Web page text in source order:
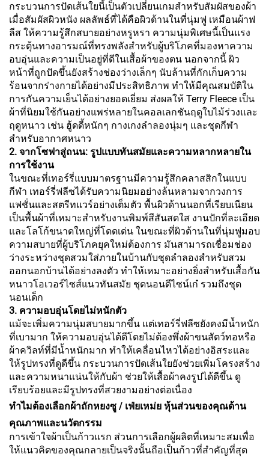
กระบวนการปัดเส้นใยนี้เป็นตัวเปลี่ยนเกมสำหรับสัมผัสของผ้า
เมื่อสัมผัสผิวหนัง ผลลัพธ์ที่ได้คือผิวด้านในที่นุ่มฟู เหมือนผ้าฟ
ลีส ให้ความรู้สึกสบายอย่างหรูหรา ความนุ่มพิเศษนี้เป็นแรง
กระตุ้นทางอารมณ์ที่ทรงพลังสำหรับผู้บริโภคที่มองหาความ
อบอุ่นและความเป็นอยู่ที่ดีในเสื้อผ้าของตน นอกจากนี้ ผิว
หน้าที่ถูกปัดขึ้นยังสร้างช่องว่างเล็กๆ นับล้านที่กักเก็บความ
ร้อนจากร่างกายได้อย่างมีประสิทธิภาพ ทำให้มีคุณสมบัติใน
การกันความเย็นได้อย่างยอดเยี่ยม ส่งผลให้ Terry Fleece เป็น
ผ้าที่นิยมใช้กันอย่างแพร่หลายในคอลเลกชันฤดูใบไม้ร่วงและ
ฤดูหนาว เช่น ฮู้ดดี้หนักๆ กางเกงลำลองนุ่มๆ และชุดกีฬา
สำหรับอากาศหนาว
2. จากโซฟาสู่ถนน: รูปแบบทันสมัยและความหลากหลายใน
การใช้งาน
ในขณะที่เทอร์รี่แบบมาตรฐานมีความรู้สึกคลาสสิกในแบบ
กีฬา เทอร์รี่ฟลีซได้รับความนิยมอย่างล้นหลามจากวงการ
แฟชั่นและสตรีทแวร์อย่างเต็มตัว พื้นผิวด้านนอกที่เรียบเนียน
เป็นพื้นผ้าที่เหมาะสำหรับงานพิมพ์สีสันสดใส งานปักที่ละเอียด
และโลโก้ขนาดใหญ่ที่โดดเด่น ในขณะที่ผิวด้านในที่นุ่มฟูมอบ
ความสบายที่ผู้บริโภคยุคใหม่ต้องการ มันสามารถเชื่อมช่อง
ว่างระหว่างชุดสวมใส่ภายในบ้านกับชุดลำลองสำหรับสวม
ออกนอกบ้านได้อย่างลงตัว ทำให้เหมาะอย่างยิ่งสำหรับเสื้อกัน
หนาวโอเวอร์ไซส์แนวทันสมัย ชุดนอนดีไซน์เก๋ รวมถึงชุด
นอนเด็ก
3. ความอบอุ่นโดยไม่หนักตัว
แม้จะเพิ่มความนุ่มสบายมากขึ้น แต่เทอร์รี่ฟลีซยังคงมีน้ำหนัก
ที่เบามาก ให้ความอบอุ่นได้ดีโดยไม่ต้องพึ่งผ้าขนสัตว์ทอหรือ
ผ้าควิลท์ที่มีน้ำหนักมาก ทำให้เคลื่อนไหวได้อย่างอิสระและ
ให้รูปทรงที่ดูดีขึ้น กระบวนการปัดเส้นใยยังช่วยเพิ่มโครงสร้าง
และความหนาแน่นให้กับผ้า ช่วยให้เสื้อผ้าคงรูปได้ดีขึ้น ดู
เรียบร้อยและมีรูปทรงที่สวยงามอย่างต่อเนื่อง
ทำไมต้องเลือกผ้าถักหยงซู / เฟ่ยเหม่ย หุ้นส่วนของคุณด้าน
คุณภาพและนวัตกรรม
การเข้าใจผ้าเป็นก้าวแรก ส่วนการเลือกผู้ผลิตที่เหมาะสมเพื่อ
ให้แนวคิดของคุณกลายเป็นจริงนั้นถือเป็นก้าวที่สำคัญที่สุด